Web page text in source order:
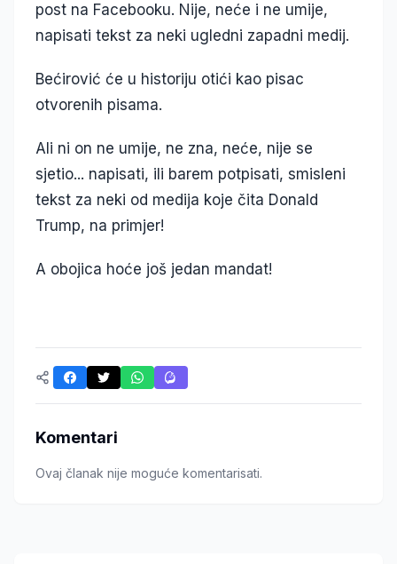
post na Facebooku. Nije, neće i ne umije,
napisati tekst za neki ugledni zapadni medij.
Bećirović će u historiju otići kao pisac
otvorenih pisama.
Ali ni on ne umije, ne zna, neće, nije se
sjetio... napisati, ili barem potpisati, smisleni
tekst za neki od medija koje čita Donald
Trump, na primjer!
A obojica hoće još jedan mandat!
Komentari
Ovaj članak nije moguće komentarisati.